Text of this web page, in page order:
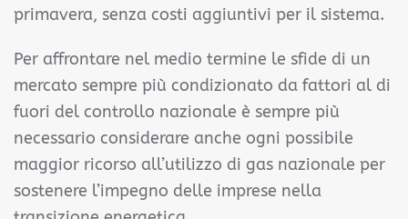
primavera, senza costi aggiuntivi per il sistema.
Per affrontare nel medio termine le sfide di un
mercato sempre più condizionato da fattori al di
fuori del controllo nazionale è sempre più
necessario considerare anche ogni possibile
maggior ricorso all’utilizzo di gas nazionale per
sostenere l’impegno delle imprese nella